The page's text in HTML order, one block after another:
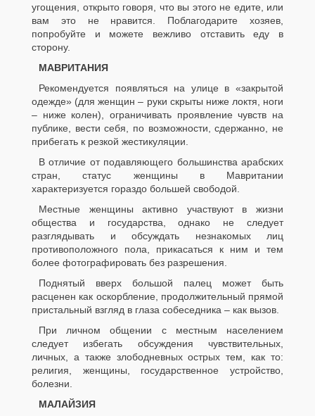
угощения, открыто говоря, что вы этого не едите, или
вам это не нравится. Поблагодарите хозяев,
попробуйте и можете вежливо отставить еду в
сторону.
МАВРИТАНИЯ
Рекомендуется появляться на улице в «закрытой
одежде» (для женщин – руки скрыты ниже локтя, ноги
– ниже колен), ограничивать проявление чувств на
публике, вести себя, по возможности, сдержанно, не
прибегать к резкой жестикуляции.
В отличие от подавляющего большинства арабских
стран, статус женщины в Мавритании
характеризуется гораздо большей свободой.
Местные женщины активно участвуют в жизни
общества и государства, однако не следует
разглядывать и обсуждать незнакомых лиц
противоположного пола, прикасаться к ним и тем
более фотографировать без разрешения.
Поднятый вверх большой палец может быть
расценен как оскорбление, продолжительный прямой
пристальный взгляд в глаза собеседника – как вызов.
При личном общении с местным населением
следует избегать обсуждения чувствительных,
личных, а также злободневных острых тем, как то:
религия, женщины, государственное устройство,
болезни.
МАЛАЙЗИЯ